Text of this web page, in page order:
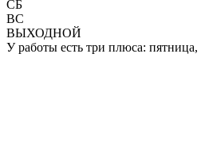
СБ
ВС
ВЫХОДНОЙ
У работы есть три плюса: пятница,